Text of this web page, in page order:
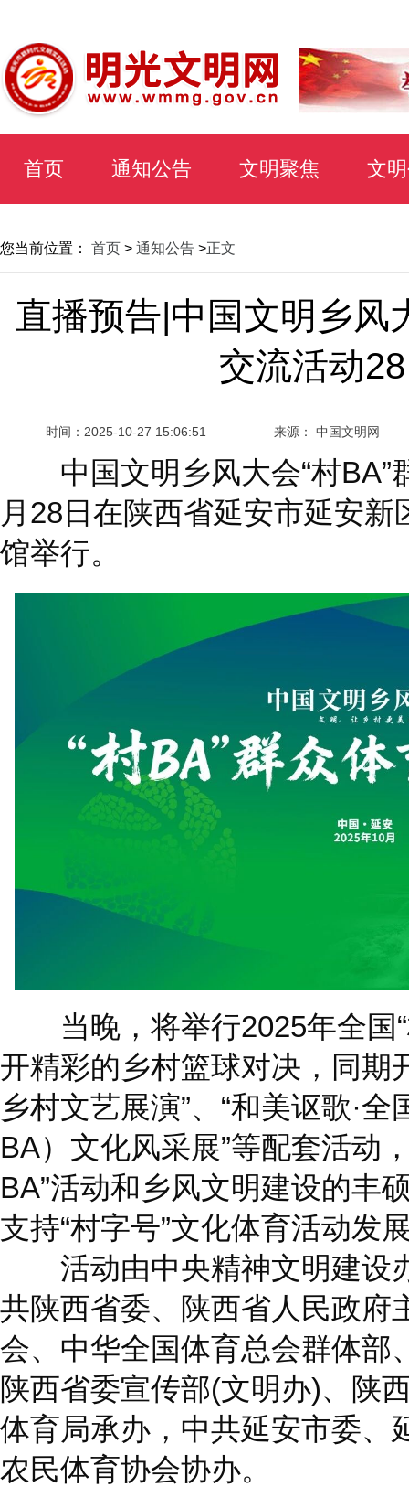
首页 通知公告 文明聚焦 文
您当前位置： 首页 > 通知公告 >正文
直播预告|中国文明乡风
交流活动
时间： 2025-10-27 15:06:51 来源： 中国文明网
中国文明乡风大会“村BA”
月28日在陕西省延安市延安
馆举行。
当晚，将举行2025年全国“
开精彩的乡村篮球对决，同期
乡村文艺展演”、“和美讴歌·
BA）文化风采展”等配套活动
BA”活动和乡风文明建设的丰
支持“村字号”文化体育活动发
活动由中央精神文明建设
共陕西省委、陕西省人民政府
会、中华全国体育总会群体部
陕西省委宣传部(文明办)、陕
体育局承办，中共延安市委、
农民体育协会协办。